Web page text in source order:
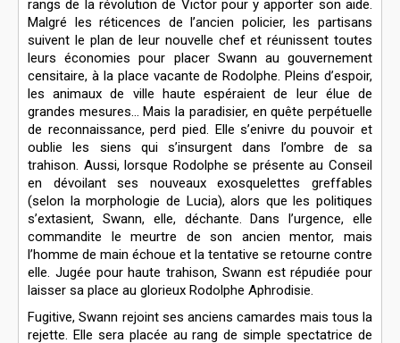
rangs de la révolution de Victor pour y apporter son aide.
Malgré les réticences de l’ancien policier, les partisans
suivent le plan de leur nouvelle chef et réunissent toutes
leurs économies pour placer Swann au gouvernement
censitaire, à la place vacante de Rodolphe. Pleins d’espoir,
les animaux de ville haute espéraient de leur élue de
grandes mesures… Mais la paradisier, en quête perpétuelle
de reconnaissance, perd pied. Elle s’enivre du pouvoir et
oublie les siens qui s’insurgent dans l’ombre de sa
trahison. Aussi, lorsque Rodolphe se présente au Conseil
en dévoilant ses nouveaux exosquelettes greffables
(selon la morphologie de Lucia), alors que les politiques
s’extasient, Swann, elle, déchante. Dans l’urgence, elle
commandite le meurtre de son ancien mentor, mais
l’homme de main échoue et la tentative se retourne contre
elle. Jugée pour haute trahison, Swann est répudiée pour
laisser sa place au glorieux Rodolphe Aphrodisie.
Fugitive, Swann rejoint ses anciens camardes mais tous la
rejette. Elle sera placée au rang de simple spectatrice de